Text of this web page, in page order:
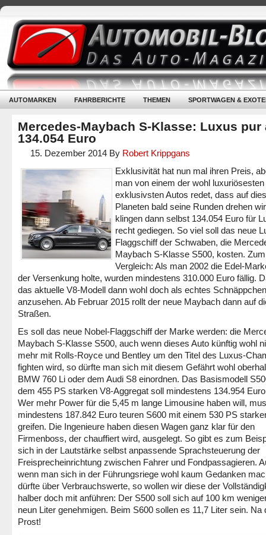
AUTOMARKEN FAHRBERICHTE THEMEN SPORTWAGEN &
Mercedes-Maybach S-Klasse: Luxus pur
134.054 Euro
15. Dezember 2014 By Robert Krippgans
Exklusivität hat nun mal ihren Preis,
man von einem der wohl luxuriösesten
exklusivsten Autos redet, dass auf
Planeten bald seine Runden drehen
klingen dann selbst 134.054 Euro für
recht gediegen. So viel soll das neue
Flaggschiff der Schwaben, die
Maybach S-Klasse S500, kosten. Zum
Vergleich: Als man 2002 die Edel-
der Versenkung holte, wurden mindestens 310.000 Euro fällig.
das aktuelle V8-Modell dann wohl doch als echtes Schnäppchen
anzusehen. Ab Februar 2015 rollt der neue Maybach dann auf
Straßen.
Es soll das neue Nobel-Flaggschiff der Marke werden: die
Maybach S-Klasse S500, auch wenn dieses Auto künftig wohl
mehr mit Rolls-Royce und Bentley um den Titel des Luxus-
fighten wird, so dürfte man sich mit diesem Gefährt wohl
BMW 760 Li oder dem Audi S8 einordnen. Das Basismodell
dem 455 PS starken V8-Aggregat soll mindestens 134.954
Wer mehr Power für die 5,45 m lange Limousine haben will,
mindestens 187.842 Euro teuren S600 mit einem 530 PS
greifen. Die Ingenieure haben diesen Wagen ganz klar für den
Firmenboss, der chauffiert wird, ausgelegt. So gibt es zum
sich in der Lautstärke selbst anpassende Sprachsteuerung der
Freisprecheinrichtung zwischen Fahrer und Fondpassagieren.
wenn man sich in der Führungsriege wohl kaum Gedanken
dürfte über Verbrauchswerte, so wollen wir diese der
halber doch mit anführen: Der S500 soll sich auf 100 km
neun Liter genehmigen. Beim S600 sollen es 11,7 Liter sein. Na
Prost!